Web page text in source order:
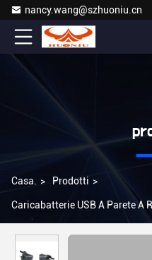
nancy.wang@szhuoniu.cn
Casa. > Prodotti >
Caricabatterie USB A Parete A